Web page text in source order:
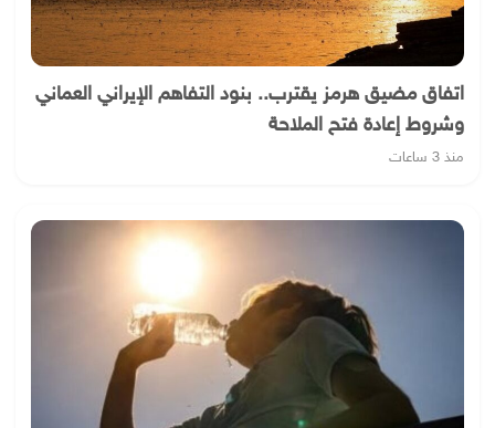
اتفاق مضيق هرمز يقترب.. بنود التفاهم الإيراني العماني
وشروط إعادة فتح الملاحة
منذ 3 ساعات